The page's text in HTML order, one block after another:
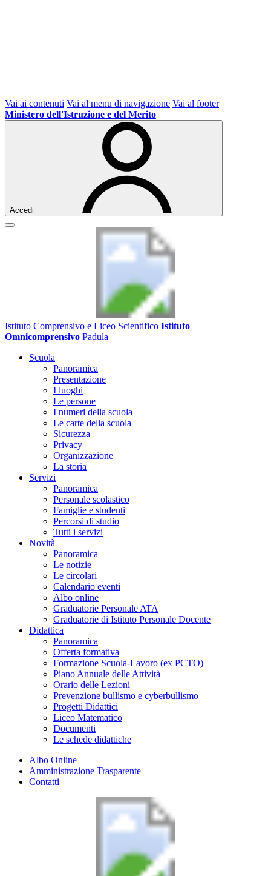
Vai ai contenuti Vai al menu di navigazione Vai al footer
Ministero dell'Istruzione e del Merito
Accedi
Istituto Comprensivo e Liceo Scientifico Istituto
Omnicomprensivo Padula
Scuola
Panoramica
Presentazione
I luoghi
Le persone
I numeri della scuola
Le carte della scuola
Sicurezza
Privacy
Organizzazione
La storia
Servizi
Panoramica
Personale scolastico
Famiglie e studenti
Percorsi di studio
Tutti i servizi
Novità
Panoramica
Le notizie
Le circolari
Calendario eventi
Albo online
Graduatorie Personale ATA
Graduatorie di Istituto Personale Docente
Didattica
Panoramica
Offerta formativa
Formazione Scuola-Lavoro (ex PCTO)
Piano Annuale delle Attività
Orario delle Lezioni
Prevenzione bullismo e cyberbullismo
Progetti Didattici
Liceo Matematico
Documenti
Le schede didattiche
Albo Online
Amministrazione Trasparente
Contatti